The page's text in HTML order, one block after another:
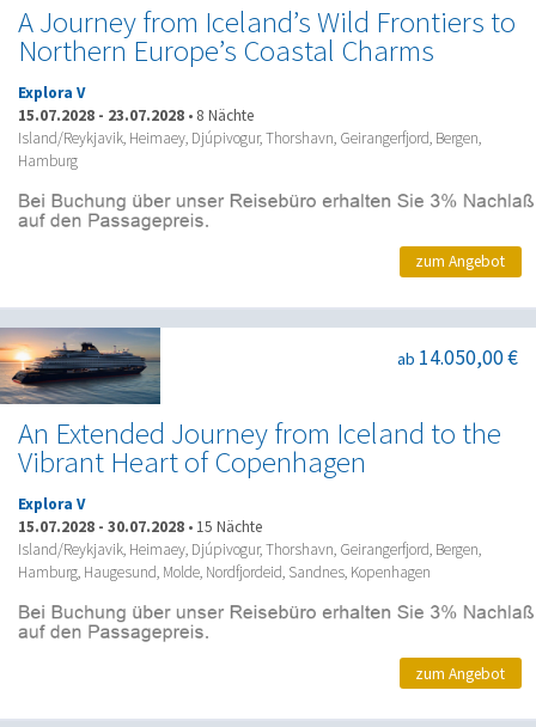
A Journey from Iceland’s Wild Frontiers to
Northern Europe’s Coastal Charms
Explora V
15.07.2028 - 23.07.2028 • 8 Nächte
Island/Reykjavik, Heimaey, Djúpivogur, Thorshavn, Geirangerfjord, Bergen,
Hamburg
zum Angebot
An Extended Journey from Iceland to the
Vibrant Heart of Copenhagen
ab 14.050,00 €
Explora V
15.07.2028 - 30.07.2028 • 15 Nächte
Island/Reykjavik, Heimaey, Djúpivogur, Thorshavn, Geirangerfjord, Bergen,
Hamburg, Haugesund, Molde, Nordfjordeid, Sandnes, Kopenhagen
zum Angebot